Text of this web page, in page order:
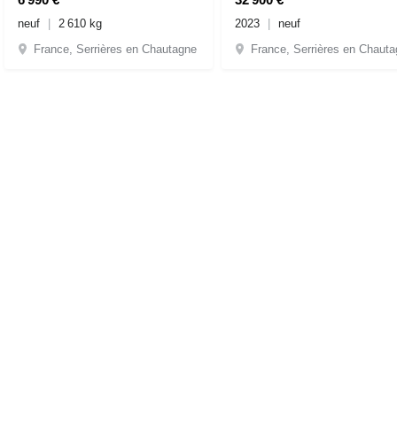
neuf
2 610 kg
France, Serrières en Chautagne
2023
neuf
France, Serrières en